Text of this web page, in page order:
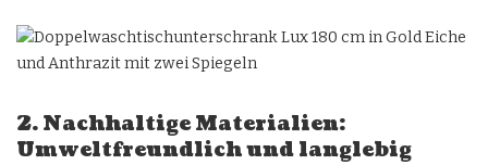
2. Nachhaltige Materialien:
Umweltfreundlich und langlebig